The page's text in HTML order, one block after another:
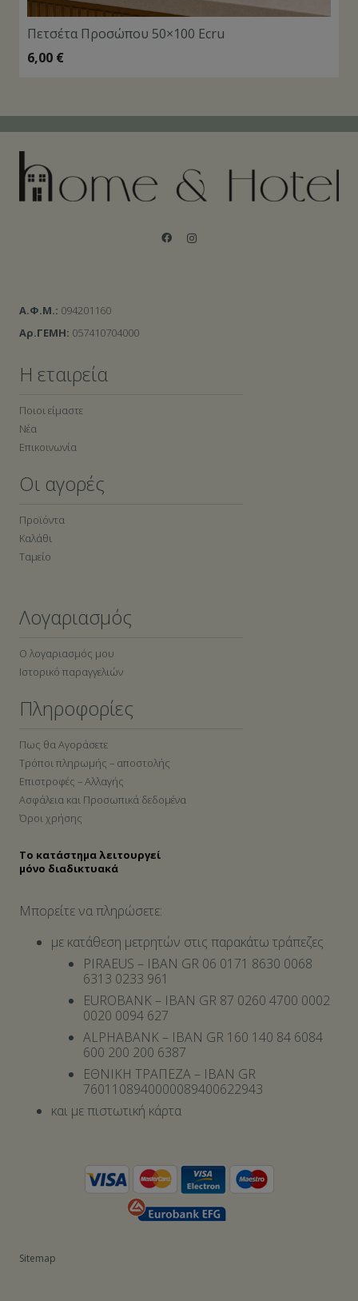
Πετσέτα Προσώπου 50×100 Ecru
6,00 €
Α.Φ.Μ.: 094201160
Αρ.ΓΕΜΗ: 057410704000
Η εταιρεία
Ποιοι είμαστε
Νέα
Επικοινωνία
Οι αγορές
Προϊόντα
Καλάθι
Ταμείο
Λογαριασμός
Ο λογαριασμός μου
Ιστορικό παραγγελιών
Πληροφορίες
Πως θα Αγοράσετε
Τρόποι πληρωμής – αποστολής
Επιστροφές – Αλλαγής
Ασφάλεια και Προσωπικά δεδομένα
Όροι χρήσης
Το κατάστημα λειτουργεί
μόνο διαδικτυακά
Μπορείτε να πληρώσετε:
με κατάθεση μετρητών στις παρακάτω τράπεζες
PIRAEUS – IBAN GR 06 0171 8630 0068
6313 0233 961
EUROBANK – IBAN GR 87 0260 4700 0002
0020 0094 627
ALPHABANK – IBAN GR 160 140 84 6084
600 200 200 6387
ΕΘΝΙΚΗ ΤΡΑΠΕΖΑ – IBAN GR
7601108940000089400622943
και με πιστωτική κάρτα
Sitemap